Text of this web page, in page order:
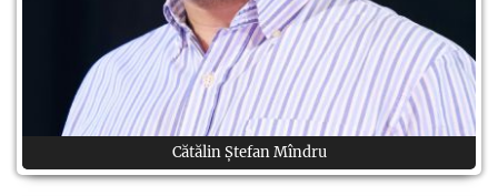
Cătălin Ștefan Mîndru